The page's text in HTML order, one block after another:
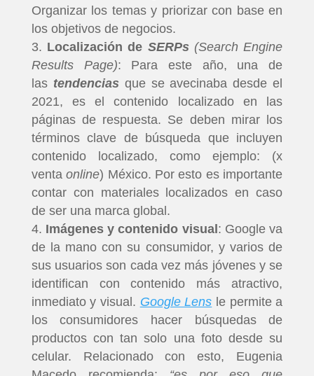
Organizar los temas y priorizar con base en
los objetivos de negocios.
Localización de SERPs(Search Engine
Results Page): Para este año, una de
las tendencias que se avecinaba desde el
2021, es el contenido localizado en las
páginas de respuesta. Se deben mirar los
términos clave de búsqueda que incluyen
contenido localizado, como ejemplo: (x
ventaonline) México. Por esto es importante
contar con materiales localizados en caso
de ser una marca global.
Imágenes y contenido visual : Google va
de la mano con su consumidor, y varios de
sus usuarios son cada vez más jóvenes y se
identifican con contenido más atractivo,
inmediato y visual. Google Lens le permite a
los consumidores hacer búsquedas de
productos con tan solo una foto desde su
celular. Relacionado con esto, Eugenia